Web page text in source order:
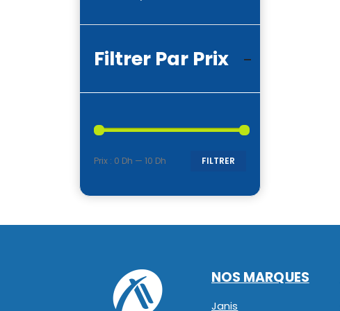
Filtrer Par Prix
FILTRER
Prix : 0 Dh — 10 Dh
NOS MARQUES
Janis